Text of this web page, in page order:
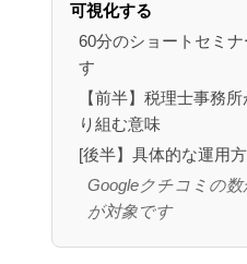
可視化する
60分のショートセミ
す
【前半】税理士事務
り組む意味
[後半】具体的な運用
Googleクチコミの
が対象です